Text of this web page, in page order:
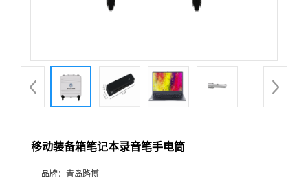
品
厅
移动装备箱笔记本录音笔手电筒
品牌： 青岛路博